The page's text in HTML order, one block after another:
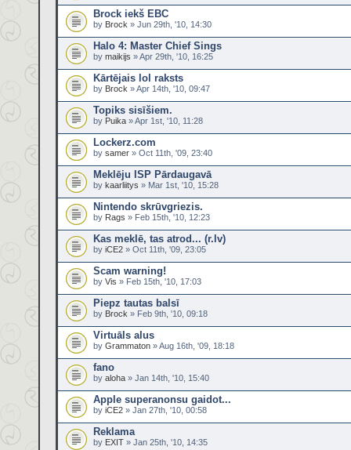
Brock iekš EBC
by Brock » Jun 29th, '10, 14:30
Halo 4: Master Chief Sings
by maikijs » Apr 29th, '10, 16:25
Kārtējais lol raksts
by Brock » Apr 14th, '10, 09:47
Topiks sisīšiem.
by Puika » Apr 1st, '10, 11:28
Lockerz.com
by samer » Oct 11th, '09, 23:40
Meklēju ISP Pārdaugavā
by kaarliitys » Mar 1st, '10, 15:28
Nintendo skrūvgriezis.
by Rags » Feb 15th, '10, 12:23
Kas meklē, tas atrod... (r.lv)
by iCE2 » Oct 11th, '09, 23:05
Scam warning!
by Vis » Feb 15th, '10, 17:03
Piepz tautas balsī
by Brock » Feb 9th, '10, 09:18
Virtuāls alus
by Grammaton » Aug 16th, '09, 18:18
fano
by aloha » Jan 14th, '10, 15:40
Apple superanonsu gaidot...
by iCE2 » Jan 27th, '10, 00:58
Reklama
by EXIT » Jan 25th, '10, 14:35